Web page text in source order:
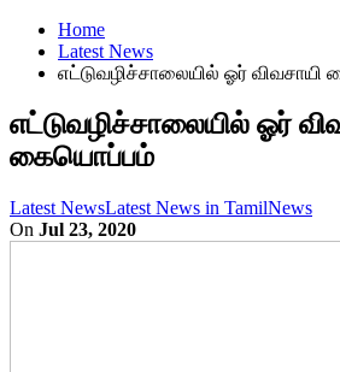
Home
Latest News
எட்டுவழிச்சாலையில் ஓர்
எட்டுவழிச்சாலையில் ஓர்
கையொப்பம்
Latest NewsLatest News in TamilNews
On Jul 23, 2020